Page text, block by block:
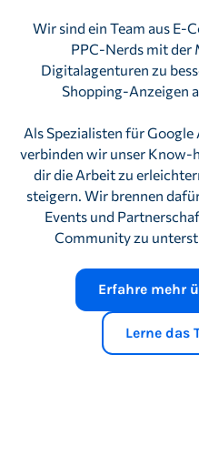
Wir sind ein Team aus E-
PPC-Nerds mit der
Digitalagenturen zu
Shopping-Anzeigen
Als Spezialisten für
verbinden wir unser Know-
dir die Arbeit zu
steigern. Wir brennen
Events und
Community zu
Erfahre mehr
Lerne das